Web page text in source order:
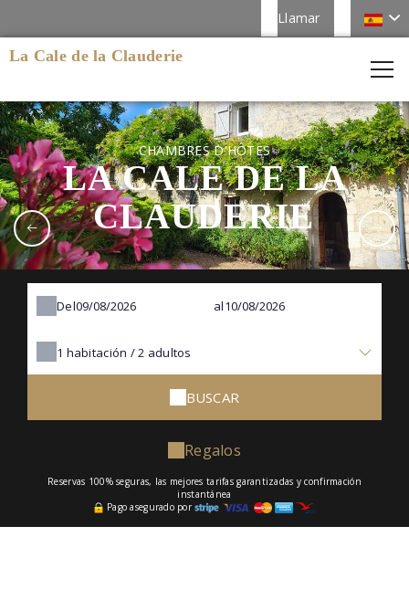
Llamar
La Cale de la Clauderie
CHAMBRES D'HÔTES
LA CALE DE LA
CLAUDERIE
Del al
1 habitación /2 adultos
BUSCAR
Regalos
Reservas 100% seguras, las mejores tarifas garantizadas y confirmación
instantánea
Pago asegurado por